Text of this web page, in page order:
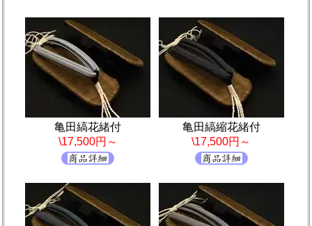
亀田縞花緒付
\17,500円～
亀田縞縮花緒付
\17,500円～